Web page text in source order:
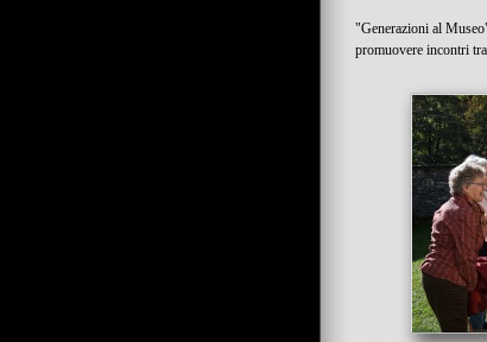
"Generazioni al
promuovere incontri